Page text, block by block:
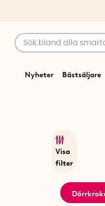
Nyheter Bästsäljare
Visa
filter